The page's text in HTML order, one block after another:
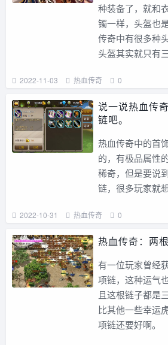
种装备了，就和
镯一样，头盔也
传奇中有很多种
头盔其实就只有三
2022-11-03 热血传奇 0
说一说热血传
链吧。
热血传奇中的首
的，有极品属性
稀奇，但是要说
链，很多玩家就
2022-10-31 热血传奇 0
热血传奇：两
有一位玩家曾经
项链，这种运气
且这根链子都是
比其他一些幸运
项链还要好啊。